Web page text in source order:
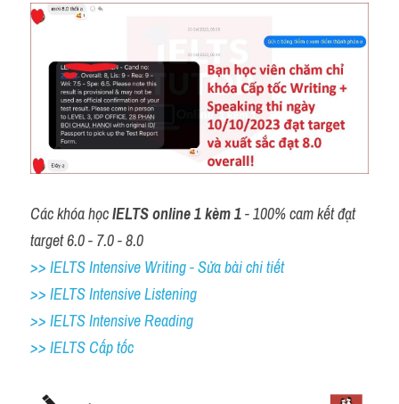
Các khóa học IELTS online 1 kèm 1 - 100% cam kết đạt
target 6.0 - 7.0 - 8.0
>> IELTS Intensive Writing - Sửa bài chi tiết
>> IELTS Intensive Listening
>> IELTS Intensive Reading
>> IELTS Cấp tốc